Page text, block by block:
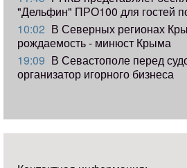
"Дельфин" ПРО100 для гостей
10:02 В Северных регионах
рождаемость - минюст Крыма
19:09 В Севастополе перед
организатор игорного бизнеса